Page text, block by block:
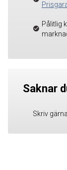
Pålitlig
Saknar
Skriv